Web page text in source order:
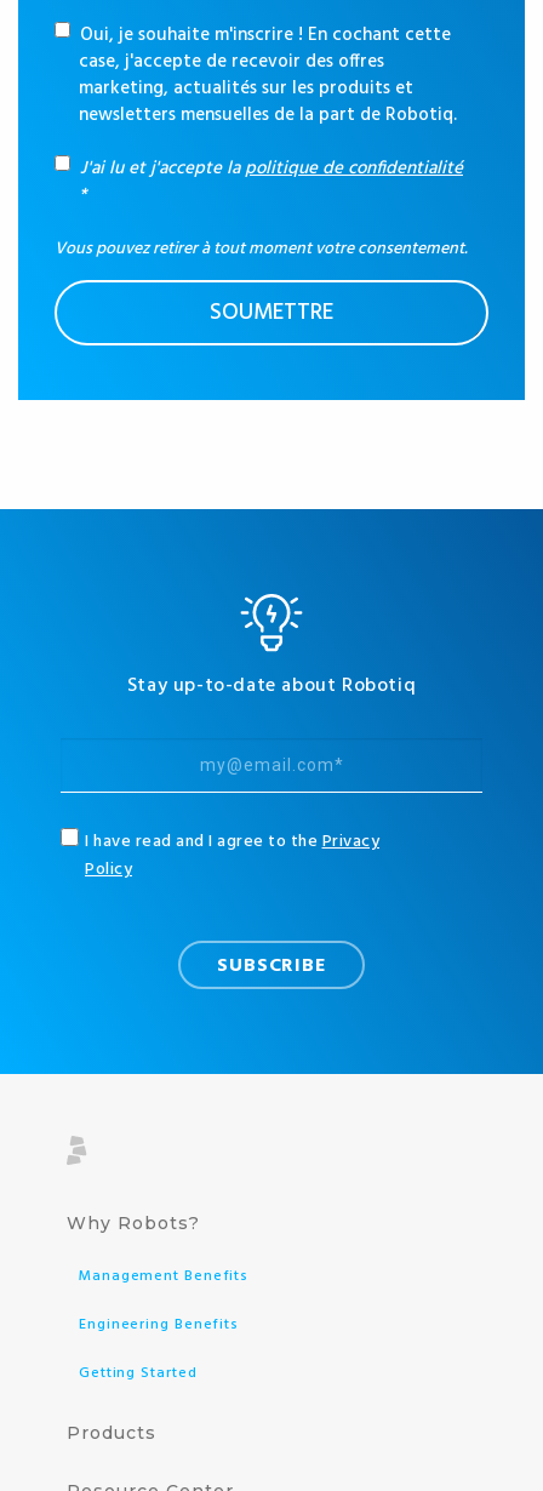
Oui, je souhaite m'inscrire ! En cochant cette
case, j'accepte de recevoir des offres
marketing, actualités sur les produits et
newsletters mensuelles de la part de Robotiq.
J'ai lu et j'accepte lapolitique de confidentialité
*
Vous pouvez retirer à tout moment votre consentement.
Stay up-to-date about Robotiq
I have read and I agree to thePrivacy
Policy
Why Robots?
Management Benefits
Engineering Benefits
Getting Started
Products